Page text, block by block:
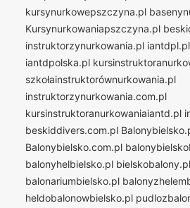
kursynurkowepszczyna.pl
Kursynurkowaniapszczyna.pl
instruktorzynurkowania.pl iantdpl.pl
iantdpolska.pl
szkołainstruktorównurkowania.pl
instruktorzynurkowania.com.pl
kursinstruktoranurkowaniaiantd.pl
beskiddivers.com.pl
Balonybielsko.com.pl
balonyhelbielsko.pl bielskobalony.pl
balonariumbielsko.pl
heldobalonowbielsko.pl